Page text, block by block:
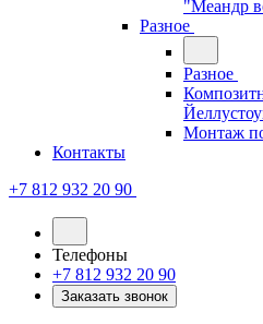
"Меандр
Разное
Разное
Монтаж
Контакты
+7 812 932 20 90
Телефоны
+7 812 932 20 90
Заказать звонок